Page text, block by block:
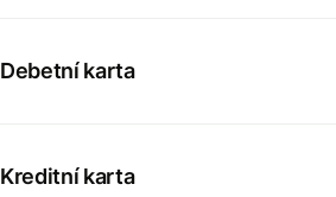
Debetní karta
Kreditní karta